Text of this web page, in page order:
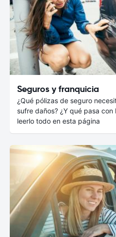
Seguros y franquicia
¿Qué pólizas de seguro
sufre daños? ¿Y qué pasa
leerlo todo en esta página